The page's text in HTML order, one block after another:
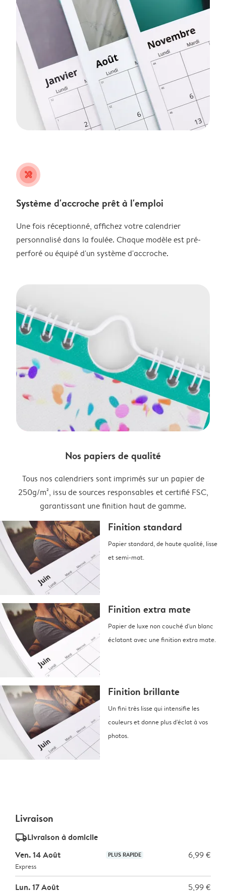
tools
Système d'accroche prêt à l'emploi
Une fois réceptionné, affichez votre calendrier
personnalisé dans la foulée. Chaque modèle est pré-
perforé ou équipé d'un système d'accroche.
Nos papiers de qualité
Tous nos calendriers sont imprimés sur un papier de
250g/m², issu de sources responsables et certifié FSC,
garantissant une finition haut de gamme.
Finition standard
Papier standard, de haute qualité, lisse
et semi-mat.
Finition extra mate
Papier de luxe non couché d'un blanc
éclatant avec une finition extra mate.
Finition brillante
Un fini très lisse qui intensifie les
couleurs et donne plus d'éclat à vos
photos.
Livraison
delivery_standard_v2Livraison à domicile
Ven. 14 Août
PLUS RAPIDE 6,99 €
Express
Lun. 17 Août 5,99 €